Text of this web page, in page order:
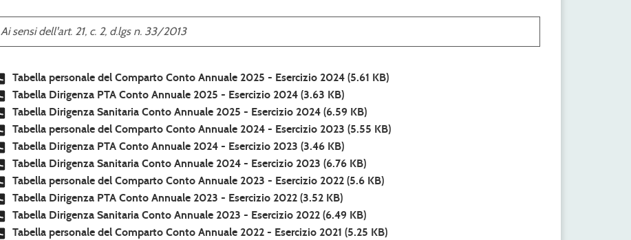
Ai sensi dell'art. 21, c. 2, d.lgs n. 33/2013
Tabella personale del Comparto Conto Annuale 2025 - Esercizio 2024 (5.61 KB)
Tabella Dirigenza PTA Conto Annuale 2025 - Esercizio 2024 (3.63 KB)
Tabella Dirigenza Sanitaria Conto Annuale 2025 - Esercizio 2024 (6.59 KB)
Tabella personale del Comparto Conto Annuale 2024 - Esercizio 2023 (5.55 KB)
Tabella Dirigenza PTA Conto Annuale 2024 - Esercizio 2023 (3.46 KB)
Tabella Dirigenza Sanitaria Conto Annuale 2024 - Esercizio 2023 (6.76 KB)
Tabella personale del Comparto Conto Annuale 2023 - Esercizio 2022 (5.6 KB)
Tabella Dirigenza PTA Conto Annuale 2023 - Esercizio 2022 (3.52 KB)
Tabella Dirigenza Sanitaria Conto Annuale 2023 - Esercizio 2022 (6.49 KB)
Tabella personale del Comparto Conto Annuale 2022 - Esercizio 2021 (5.25 KB)